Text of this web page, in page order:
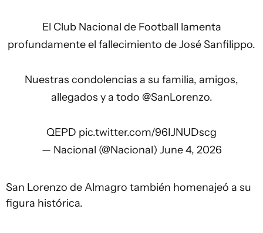
El Club Nacional de Football lamenta
profundamente el fallecimiento de José Sanfilippo.
Nuestras condolencias a su familia, amigos,
allegados y a todo @SanLorenzo.
QEPD pic.twitter.com/96IJNUDscg
— Nacional (@Nacional) June 4, 2026
San Lorenzo de Almagro también homenajeó a su
figura histórica.